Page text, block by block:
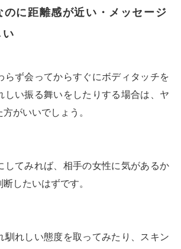
に距離感が近い・メッセージ
い
らず会ってからすぐにボディタッチを
しい振る舞いをしたりする場合は、ヤ
がいいでしょう。
してみれば、相手の女性に気があるか
したいはずです。
馴れしい態度を取ってみたり、スキン